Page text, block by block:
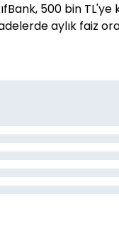
500 bin
aylık faiz